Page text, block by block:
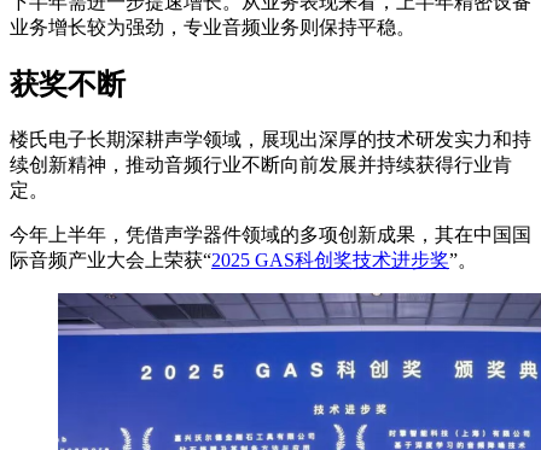
业务增长较为强劲，专业音频业务则保持平稳。
获奖不断
楼氏电子长期深耕声学领域，展现出深厚的技术研发实力和持
续创新精神，推动音频行业不断向前发展并持续获得行业肯
定。
今年上半年，凭借声学器件领域的多项创新成果，其在中国国
际音频产业大会上荣获“2025 GAS科创奖技术进步奖”。